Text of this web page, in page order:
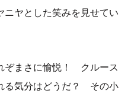
ニヤとした笑みを見せてい
ぞまさに愉悦！ クルース
る気分はどうだ？ その小